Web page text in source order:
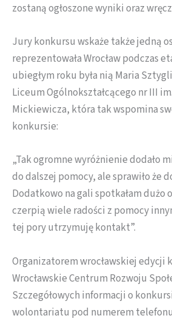
zostaną ogłoszone wyniki oraz
Jury konkursu wskaże także jedną
reprezentowała Wrocław podczas
ubiegłym roku była nią Maria
Liceum Ogólnokształcącego nr III
Mickiewicza, która tak wspomina
konkursie:
„Tak ogromne wyróżnienie dodało
do dalszej pomocy, ale sprawiło że
Dodatkowo na gali spotkałam dużo
czerpią wiele radości z pomocy
tej pory utrzymuję kontakt”.
Organizatorem wrocławskiej edycji
Wrocławskie Centrum Rozwoju
Szczegółowych informacji o
wolontariatu pod numerem telefonu